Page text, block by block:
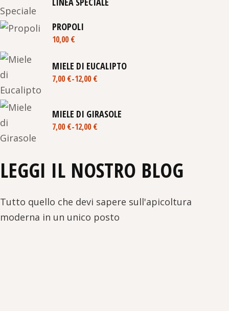
PROPOLI
10,00€
MIELE DI EUCALIPTO
7,00€-12,00€
Fascia
7,00 €
a
12,00 €
MIELE DI GIRASOLE
7,00€-12,00€
Fascia
7,00 €
12,00 €
LEGGI IL NOSTRO BLOG
Tutto quello che devi sapere sull'apicoltura
moderna in un unico posto